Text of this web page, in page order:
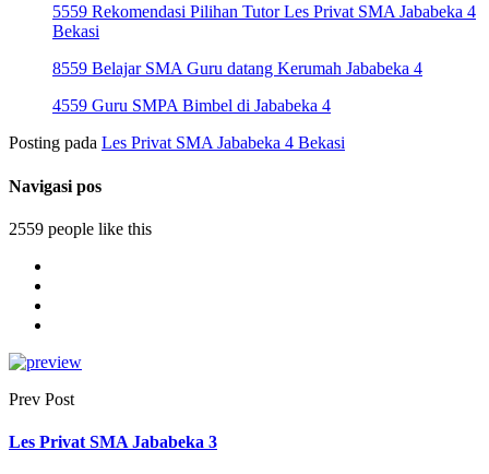
5559 Rekomendasi Pilihan Tutor Les Privat SMA Jababeka 4
Bekasi
8559 Belajar SMA Guru datang Kerumah Jababeka 4
4559 Guru SMPA Bimbel di Jababeka 4
Posting pada Les Privat SMA Jababeka 4 Bekasi
Navigasi pos
2559 people like this
Prev Post
Les Privat SMA Jababeka 3